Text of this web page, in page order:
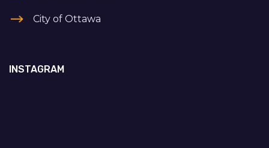
City of Ottawa
INSTAGRAM